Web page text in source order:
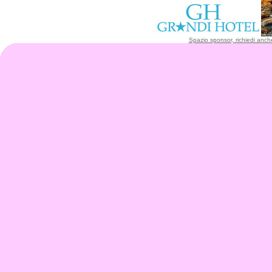
Spazio sponsor, richiedi